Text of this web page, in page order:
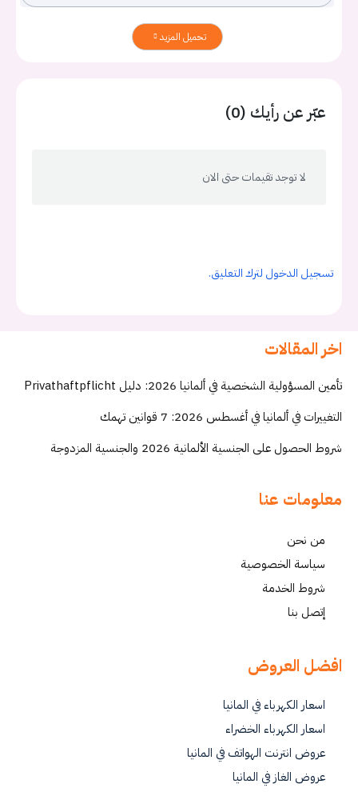
تحميل المزيد
عبّر عن رأيك (0)
لا توجد تقيمات حتى الان
تسجيل الدخول لترك التعليق.
اخر المقالات
تأمين المسؤولية الشخصية في ألمانيا 2026: دليل Privathaftpflicht
التغييرات في ألمانيا في أغسطس 2026: 7 قوانين تهمك
شروط الحصول على الجنسية الألمانية 2026 والجنسية المزدوجة
معلومات عنا
من نحن
سياسة الخصوصية
شروط الخدمة
إتصل بنا
افضل العروض
اسعار الكهرباء في المانيا
اسعار الكهرباء الخضراء
عروض انترنت الهواتف في المانيا
عروض الغاز في المانيا